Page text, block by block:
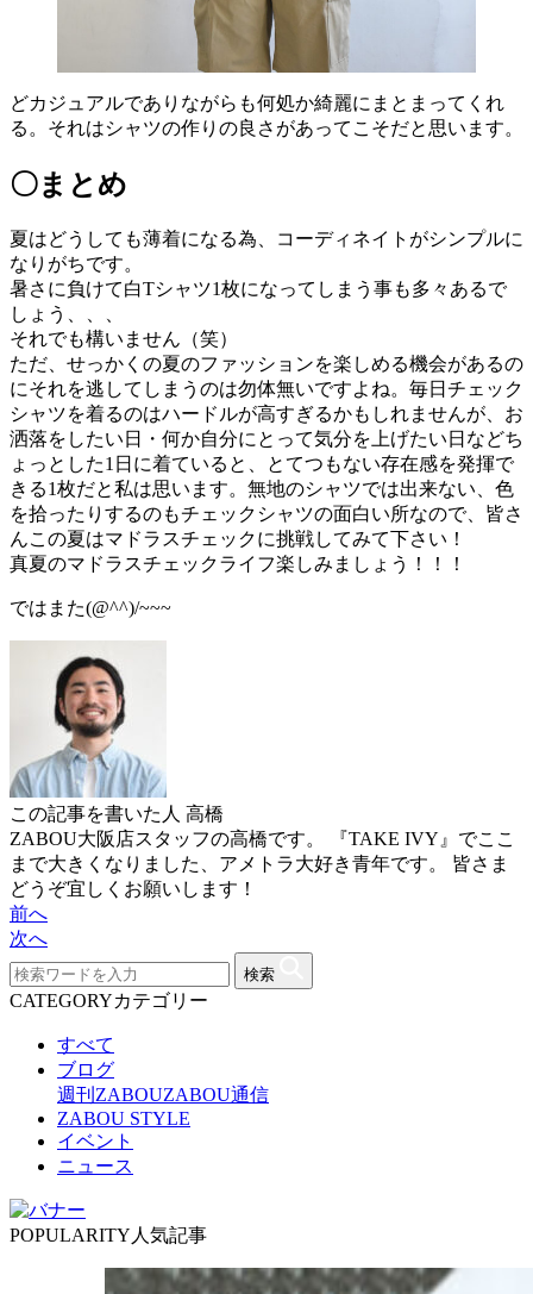
どカジュアルでありながらも何処か綺麗にまとまってくれ
る。それはシャツの作りの良さがあってこそだと思います。
〇まとめ
夏はどうしても薄着になる為、コーディネイトがシンプルに
なりがちです。
暑さに負けて白Tシャツ1枚になってしまう事も多々あるで
しょう、、、
それでも構いません（笑）
ただ、せっかくの夏のファッションを楽しめる機会があるの
にそれを逃してしまうのは勿体無いですよね。毎日チェック
シャツを着るのはハードルが高すぎるかもしれませんが、お
洒落をしたい日・何か自分にとって気分を上げたい日などち
ょっとした1日に着ていると、とてつもない存在感を発揮で
きる1枚だと私は思います。無地のシャツでは出来ない、色
を拾ったりするのもチェックシャツの面白い所なので、皆さ
んこの夏はマドラスチェックに挑戦してみて下さい！
真夏のマドラスチェックライフ楽しみましょう！！！
ではまた(@^^)/~~~
この記事を書いた人 高橋
ZABOU大阪店スタッフの高橋です。 『TAKE IVY』でここ
まで大きくなりました、アメトラ大好き青年です。 皆さま
どうぞ宜しくお願いします！
前へ
次へ
検索
CATEGORYカテゴリー
すべて
ブログ
週刊ZABOUZABOU通信
ZABOU STYLE
イベント
ニュース
POPULARITY 人気記事